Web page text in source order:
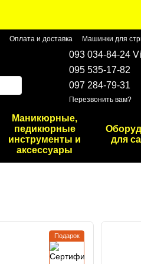
Оплата и доставка Машинки для
093 034-84-24
095 535-17-82
097 284-79-31
Перезвонить вам?
Маникюрные,
педикюрные
инструменты и
аксессуары
для
Подарок